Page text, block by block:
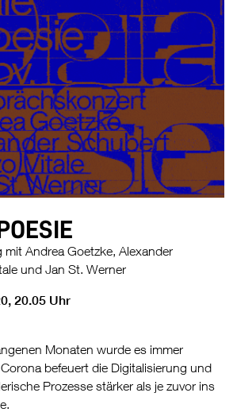
Andrea Goetzke, Alexander
und Jan St. Werner
20.05 Uhr
Monaten wurde es immer
befeuert die Digitalisierung und
Prozesse stärker als je zuvor ins